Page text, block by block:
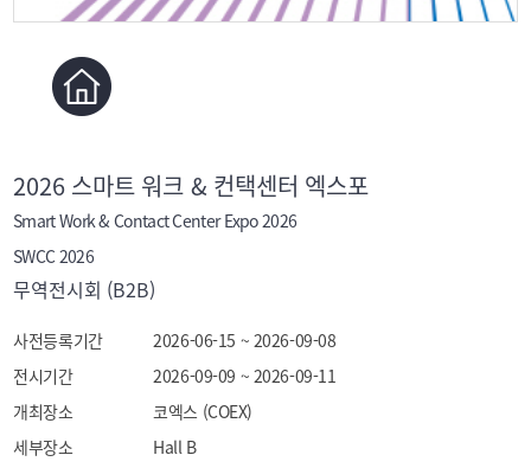
2026 스마트 워크 & 컨택센터 엑스포
Smart Work & Contact Center Expo 2026
SWCC 2026
무역전시회 (B2B)
사전등록기간
2026-06-15 ~ 2026-09-08
전시기간
2026-09-09 ~ 2026-09-11
개최장소
코엑스 (COEX)
세부장소
Hall B